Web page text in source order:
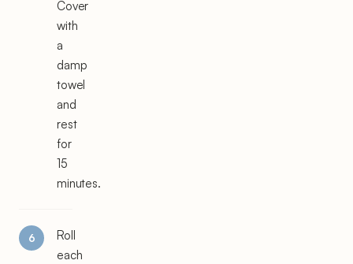
Cover
with
a
damp
towel
and
rest
for
15
minutes.
Roll
each